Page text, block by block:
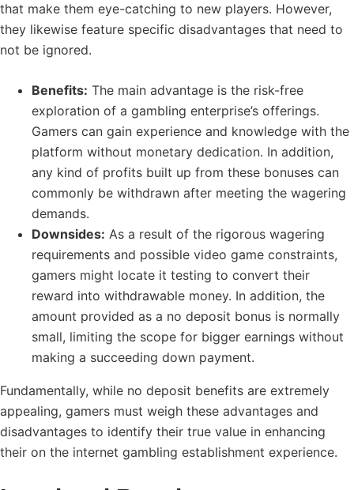
that make them eye-catching to new players. However,
they likewise feature specific disadvantages that need to
not be ignored.
Benefits: The main advantage is the risk-free
exploration of a gambling enterprise’s offerings.
Gamers can gain experience and knowledge with the
platform without monetary dedication. In addition,
any kind of profits built up from these bonuses can
commonly be withdrawn after meeting the wagering
demands.
Downsides: As a result of the rigorous wagering
requirements and possible video game constraints,
gamers might locate it testing to convert their
reward into withdrawable money. In addition, the
amount provided as a no deposit bonus is normally
small, limiting the scope for bigger earnings without
making a succeeding down payment.
Fundamentally, while no deposit benefits are extremely
appealing, gamers must weigh these advantages and
disadvantages to identify their true value in enhancing
their on the internet gambling establishment experience.